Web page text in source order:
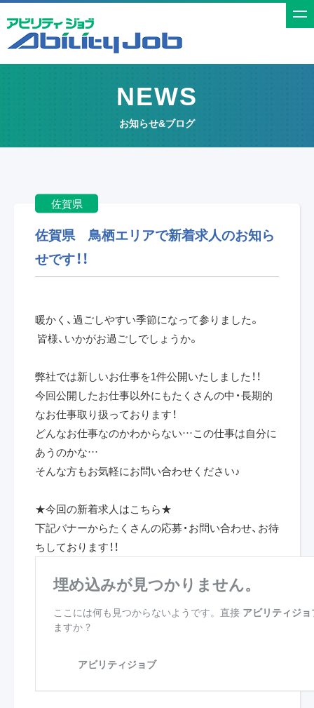
t
a
NEWS
お知らせ&ブログ
佐賀県
佐賀県 鳥栖エリアで新着求人のお知ら
せです！！
暖かく、過ごしやすい季節になって参りました。
皆様、いかがお過ごしでしょうか。
弊社では新しいお仕事を1件公開いたしました！！
今回公開したお仕事以外にもたくさんの中・長期的
なお仕事取り扱っております！
どんなお仕事なのかわからない…この仕事は自分に
あうのかな…
そんな方もお気軽にお問い合わせください♪
★今回の新着求人はこちら★
下記バナーからたくさんの応募・お問い合わせ、お待
ちしております！！